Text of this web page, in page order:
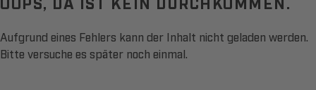
Aufgrund eines Fehlers kann der Inhalt nicht geladen werden.
Bitte versuche es später noch einmal.